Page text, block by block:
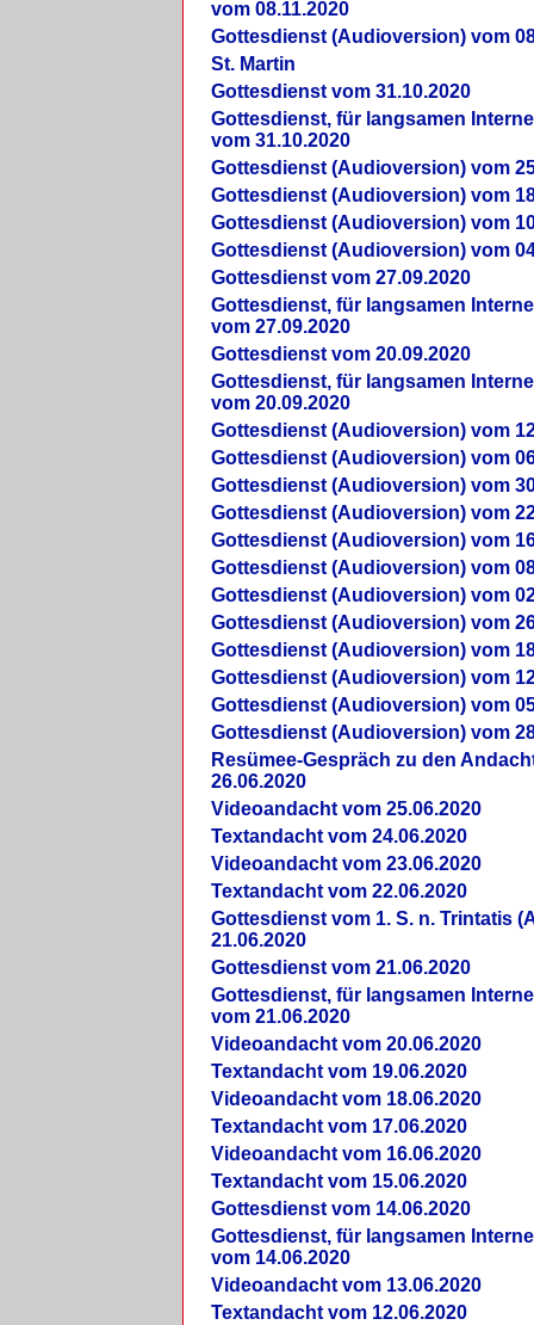
vom 08.11.2020
Gottesdienst (Audioversion) vom
St. Martin
Gottesdienst vom 31.10.2020
Gottesdienst, für langsamen
vom 31.10.2020
Gottesdienst (Audioversion) vom
Gottesdienst (Audioversion) vom
Gottesdienst (Audioversion) vom
Gottesdienst (Audioversion) vom
Gottesdienst vom 27.09.2020
Gottesdienst, für langsamen
vom 27.09.2020
Gottesdienst vom 20.09.2020
Gottesdienst, für langsamen
vom 20.09.2020
Gottesdienst (Audioversion) vom
Gottesdienst (Audioversion) vom
Gottesdienst (Audioversion) vom
Gottesdienst (Audioversion) vom
Gottesdienst (Audioversion) vom
Gottesdienst (Audioversion) vom
Gottesdienst (Audioversion) vom
Gottesdienst (Audioversion) vom
Gottesdienst (Audioversion) vom
Gottesdienst (Audioversion) vom
Gottesdienst (Audioversion) vom
Gottesdienst (Audioversion) vom
Re­sü­mee-Gespräch zu den
26.06.2020
Videoandacht vom 25.06.2020
Textandacht vom 24.06.2020
Videoandacht vom 23.06.2020
Textandacht vom 22.06.2020
Gottesdienst vom 1. S. n. Trintatis
21.06.2020
Gottesdienst vom 21.06.2020
Gottesdienst, für langsamen
vom 21.06.2020
Videoandacht vom 20.06.2020
Textandacht vom 19.06.2020
Videoandacht vom 18.06.2020
Textandacht vom 17.06.2020
Videoandacht vom 16.06.2020
Textandacht vom 15.06.2020
Gottesdienst vom 14.06.2020
Gottesdienst, für langsamen
vom 14.06.2020
Videoandacht vom 13.06.2020
Textandacht vom 12.06.2020